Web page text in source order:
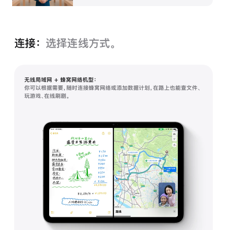
连接： 选择连线方式。
无线局域网 + 蜂窝网络机型：
你可以根据需要，随时连接蜂窝网络或添加数据计划，在路上也能查文件、
玩游戏、在线刷剧。